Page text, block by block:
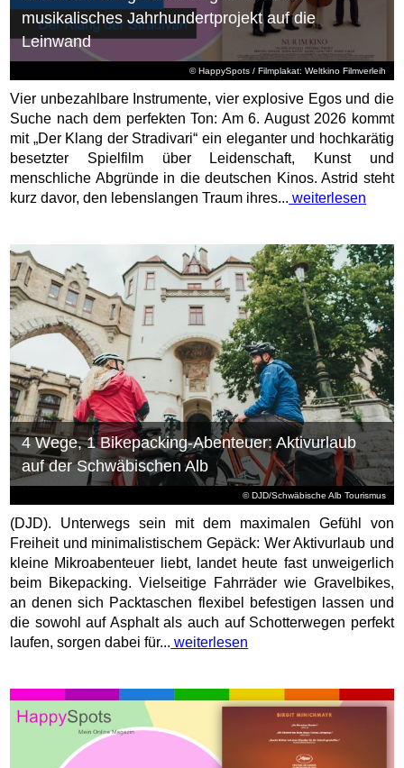
© HappySpots / Filmplakat: Weltkino Filmverleih
musikalisches Jahrhundertprojekt auf die
Leinwand
Vier unbezahlbare Instrumente, vier explosive Egos und die
Suche nach dem perfekten Ton: Am 6. August 2026 kommt
mit „Der Klang der Stradivari“ ein eleganter und hochkarätig
besetzter Spielfilm über Leidenschaft, Kunst und
menschliche Abgründe in die deutschen Kinos. Astrid steht
kurz davor, den lebenslangen Traum ihres... weiterlesen
© DJD/Schwäbische Alb Tourismus
4 Wege, 1 Bikepacking-Abenteuer: Aktivurlaub
auf der Schwäbischen Alb
(DJD). Unterwegs sein mit dem maximalen Gefühl von
Freiheit und minimalistischem Gepäck: Wer Aktivurlaub und
kleine Mikroabenteuer liebt, landet heute fast unweigerlich
beim Bikepacking. Vielseitige Fahrräder wie Gravelbikes,
an denen sich Packtaschen flexibel befestigen lassen und
die sowohl auf Asphalt als auch auf Schotterwegen perfekt
laufen, sorgen dabei für... weiterlesen